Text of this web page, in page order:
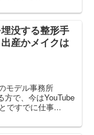
没する整形手
産かメイクは
モデル事務所
方で、今はYouTube
ですでに仕事...